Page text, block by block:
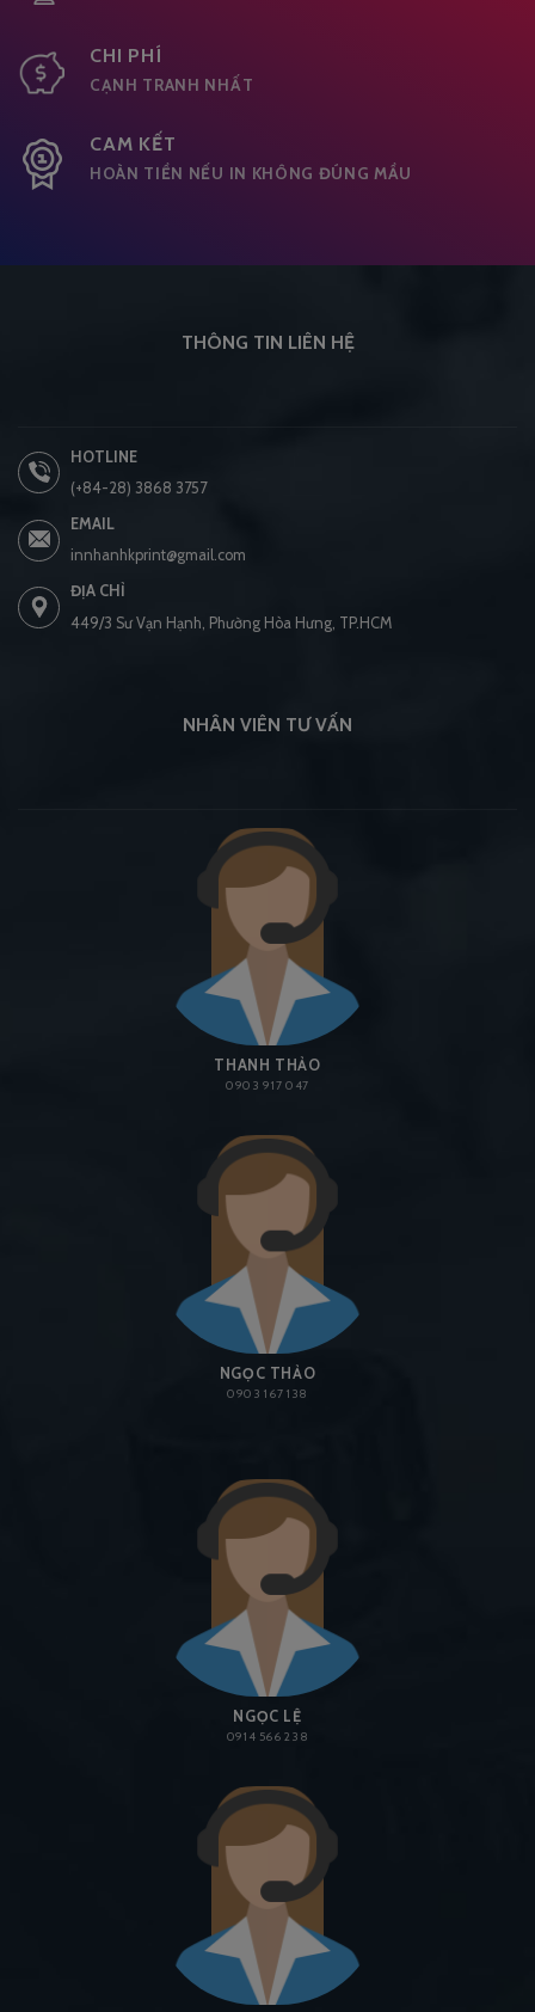
CHI PHÍ
CẠNH TRANH NHẤT
CAM KẾT
HOÀN TIỀN NẾU IN KHÔNG ĐÚNG MẦU
THÔNG TIN LIÊN HỆ
HOTLINE
(+84-28) 3868 3757
EMAIL
innhanhkprint@gmail.com
ĐỊA CHỈ
449/3 Sư Vạn Hạnh, Phường Hòa Hưng, TP.HCM
NHÂN VIÊN TƯ VẤN
THANH THẢO
0903 917 047
NGỌC THẢO
0903 167 138
NGỌC LỆ
0914 566 238